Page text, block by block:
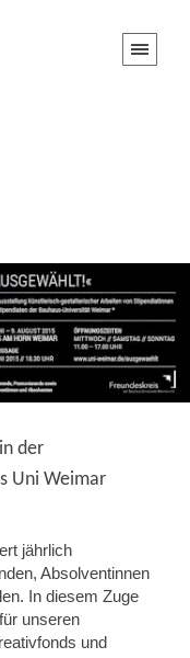
der
Uni Weimar
jährlich
Absolventinnen
In diesem Zuge
unseren
und